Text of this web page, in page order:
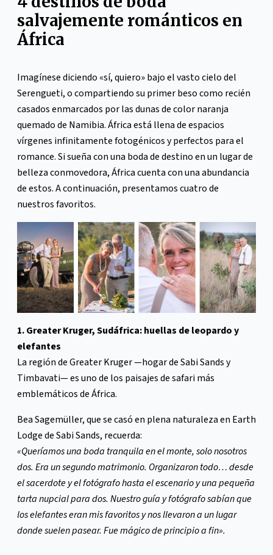
salvajemente románticos en
África
Imagínese diciendo «sí, quiero» bajo el vasto cielo del
Serengueti, o compartiendo su primer beso como recién
casados enmarcados por las dunas de color naranja
quemado de Namibia. África está llena de espacios
vírgenes infinitamente fotogénicos y perfectos para el
romance. Si sueña con una boda de destino en un lugar de
belleza conmovedora, África cuenta con una abundancia
de estos. A continuación, presentamos cuatro de
nuestros favoritos.
1. Greater Kruger, Sudáfrica: huellas de leopardo y
elefantes
La región de Greater Kruger —hogar de Sabi Sands y
Timbavati— es uno de los paisajes de safari más
emblemáticos de África.
Bea Sagemüller, que se casó en plena naturaleza en Earth
Lodge de Sabi Sands, recuerda:
«Queríamos una boda tranquila en el monte, solo nosotros
dos. Era un segundo matrimonio. Organizaron todo… desde
el sacerdote y el fotógrafo hasta el escenario y una pequeña
tarta nupcial para dos. Nuestro guía y fotógrafo sabían que
los elefantes eran mis favoritos y nos llevaron a un lugar
donde suelen pasear. Fue mágico de principio a fin».